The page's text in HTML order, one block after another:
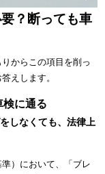
？断っても車
からこの項目を削っ
えします。
検に通る
しなくても、法律上
）において、「ブレ